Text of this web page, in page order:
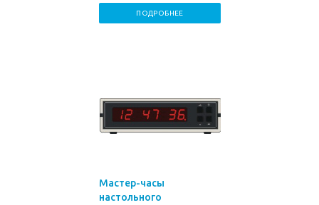
ПОДРОБНЕЕ
Мастер-часы
настольного